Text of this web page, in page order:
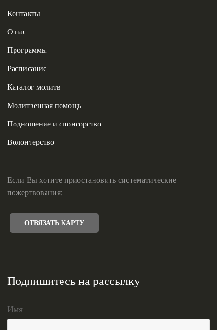
Контакты
О нас
Программы
Расписание
Каталог молитв
Молитвенная помощь
Подношение и спонсорство
Волонтерство
Если Вы хотите приостановить систематические
пожертвования:
ОТВЯЗАТЬ КАРТУ
Подпишитесь на рассылку
Имя